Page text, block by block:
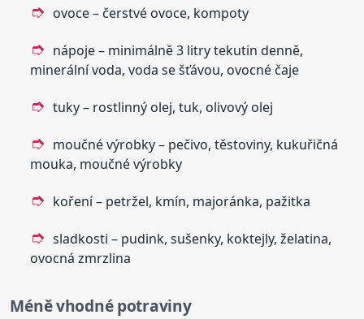
ovoce – čerstvé ovoce, kompoty
nápoje – minimálně 3 litry tekutin denně,
minerální voda, voda se šťávou, ovocné čaje
tuky – rostlinný olej, tuk, olivový olej
moučné výrobky – pečivo, těstoviny, kukuřičná
mouka, moučné výrobky
koření – petržel, kmín, majoránka, pažitka
sladkosti – pudink, sušenky, koktejly, želatina,
ovocná zmrzlina
Méně vhodné potraviny